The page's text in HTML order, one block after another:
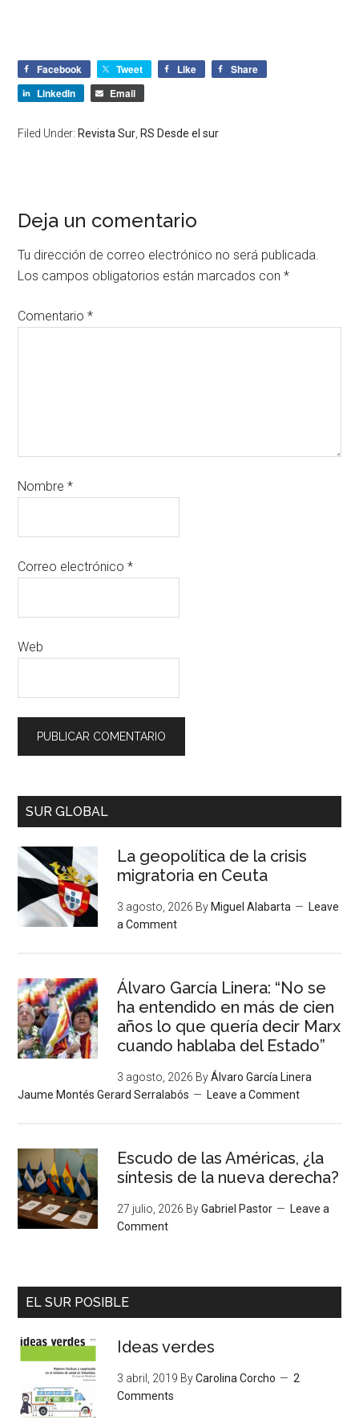
Facebook Tweet Like
Share
LinkedIn
Email
Filed Under: Revista Sur, RS Desde el sur
Deja un comentario
Tu dirección de correo electrónico no será publicada.
Los campos obligatorios están marcados con*
Comentario*
Nombre*
Correo electrónico*
Web
SUR GLOBAL
La geopolítica de la crisis
migratoria en Ceuta
3 agosto, 2026 By Miguel Alabarta
Leave
a Comment
Álvaro García Linera: “No se
ha entendido en más de cien
años lo que quería decir Marx
cuando hablaba del Estado”
3 agosto, 2026 ByÁlvaro García Linera
Jaume Montés Gerard Serralabós
Leave a Comment
Escudo de las Américas, ¿la
síntesis de la nueva derecha?
27 julio, 2026 ByGabriel Pastor
Leave a
Comment
EL SUR POSIBLE
Ideas verdes
3 abril, 2019 ByCarolina Corcho
2
Comments